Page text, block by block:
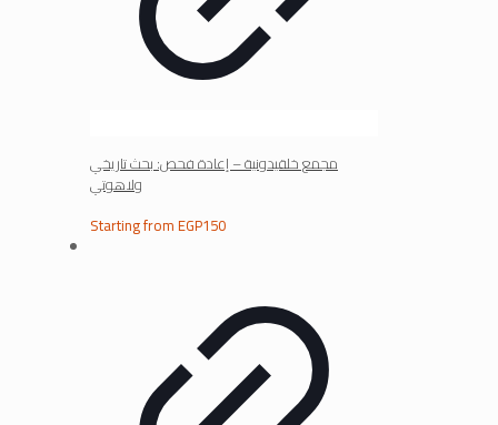
مجمع خلقيدونية – إعادة فحص: بحث تاريخي
ولاهوتي
Starting fromEGP150